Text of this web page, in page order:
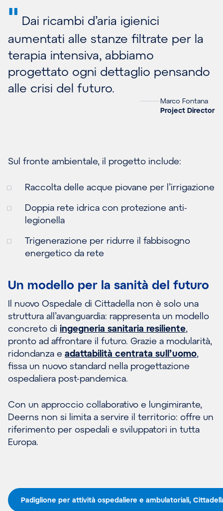
" Dai ricambi d’aria igienici
aumentati alle stanze filtrate per la
terapia intensiva, abbiamo
progettato ogni dettaglio pensando
alle crisi del futuro.
Marco Fontana
Project Director
Sul fronte ambientale, il progetto include:
Raccolta delle acque piovane per l’irrigazione
Doppia rete idrica con protezione anti-
legionella
Trigenerazione per ridurre il fabbisogno
energetico da rete
Un modello per la sanità del futuro
Il nuovo Ospedale di Cittadella non è solo una
struttura all’avanguardia: rappresenta un modello
concreto di ingegneria sanitaria resiliente,
pronto ad affrontare il futuro. Grazie a modularità,
ridondanza e adattabilità centrata sull’uomo,
fissa un nuovo standard nella progettazione
ospedaliera post-pandemica.
Con un approccio collaborativo e lungimirante,
Deerns non si limita a servire il territorio: offre un
riferimento per ospedali e sviluppatori in tutta
Europa.
Padiglione per attività ospedaliere e ambulatoriali,